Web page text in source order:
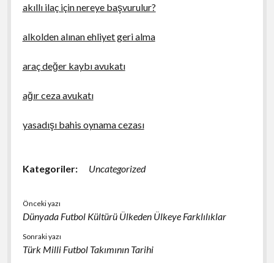
akıllı ilaç için nereye başvurulur?
alkolden alınan ehliyet geri alma
araç değer kaybı avukatı
ağır ceza avukatı
yasadışı bahis oynama cezası
Kategoriler: Uncategorized
Önceki yazı
Dünyada Futbol Kültürü Ülkeden Ülkeye Farklılıklar
Sonraki yazı
Türk Milli Futbol Takımının Tarihi